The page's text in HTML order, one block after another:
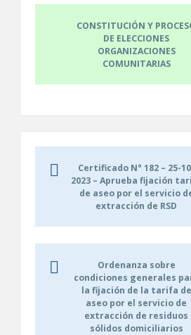
CONSTITUCIÓN Y
DE ELECCIONES
ORGANIZACIONES
COMUNITARIAS
Certificado N° 182 – 25-
2023 – Aprueba fijación
de aseo por el servicio
extracción de RSD
Ordenanza sobre
condiciones generales
la fijación de la tarifa de
aseo por el servicio de
extracción de residuos
sólidos domiciliarios